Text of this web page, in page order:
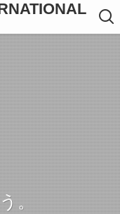
。